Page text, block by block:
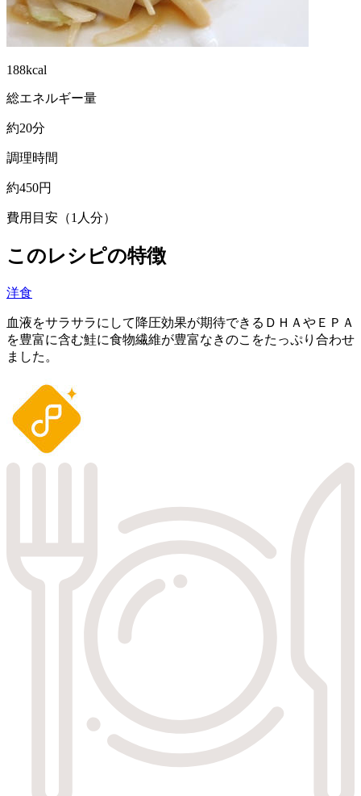
188kcal
総エネルギー量
約20分
調理時間
約450円
費用目安（1人分）
このレシピの特徴
洋食
血液をサラサラにして降圧効果が期待できるＤＨＡやＥＰＡ
を豊富に含む鮭に食物繊維が豊富なきのこをたっぷり合わせ
ました。